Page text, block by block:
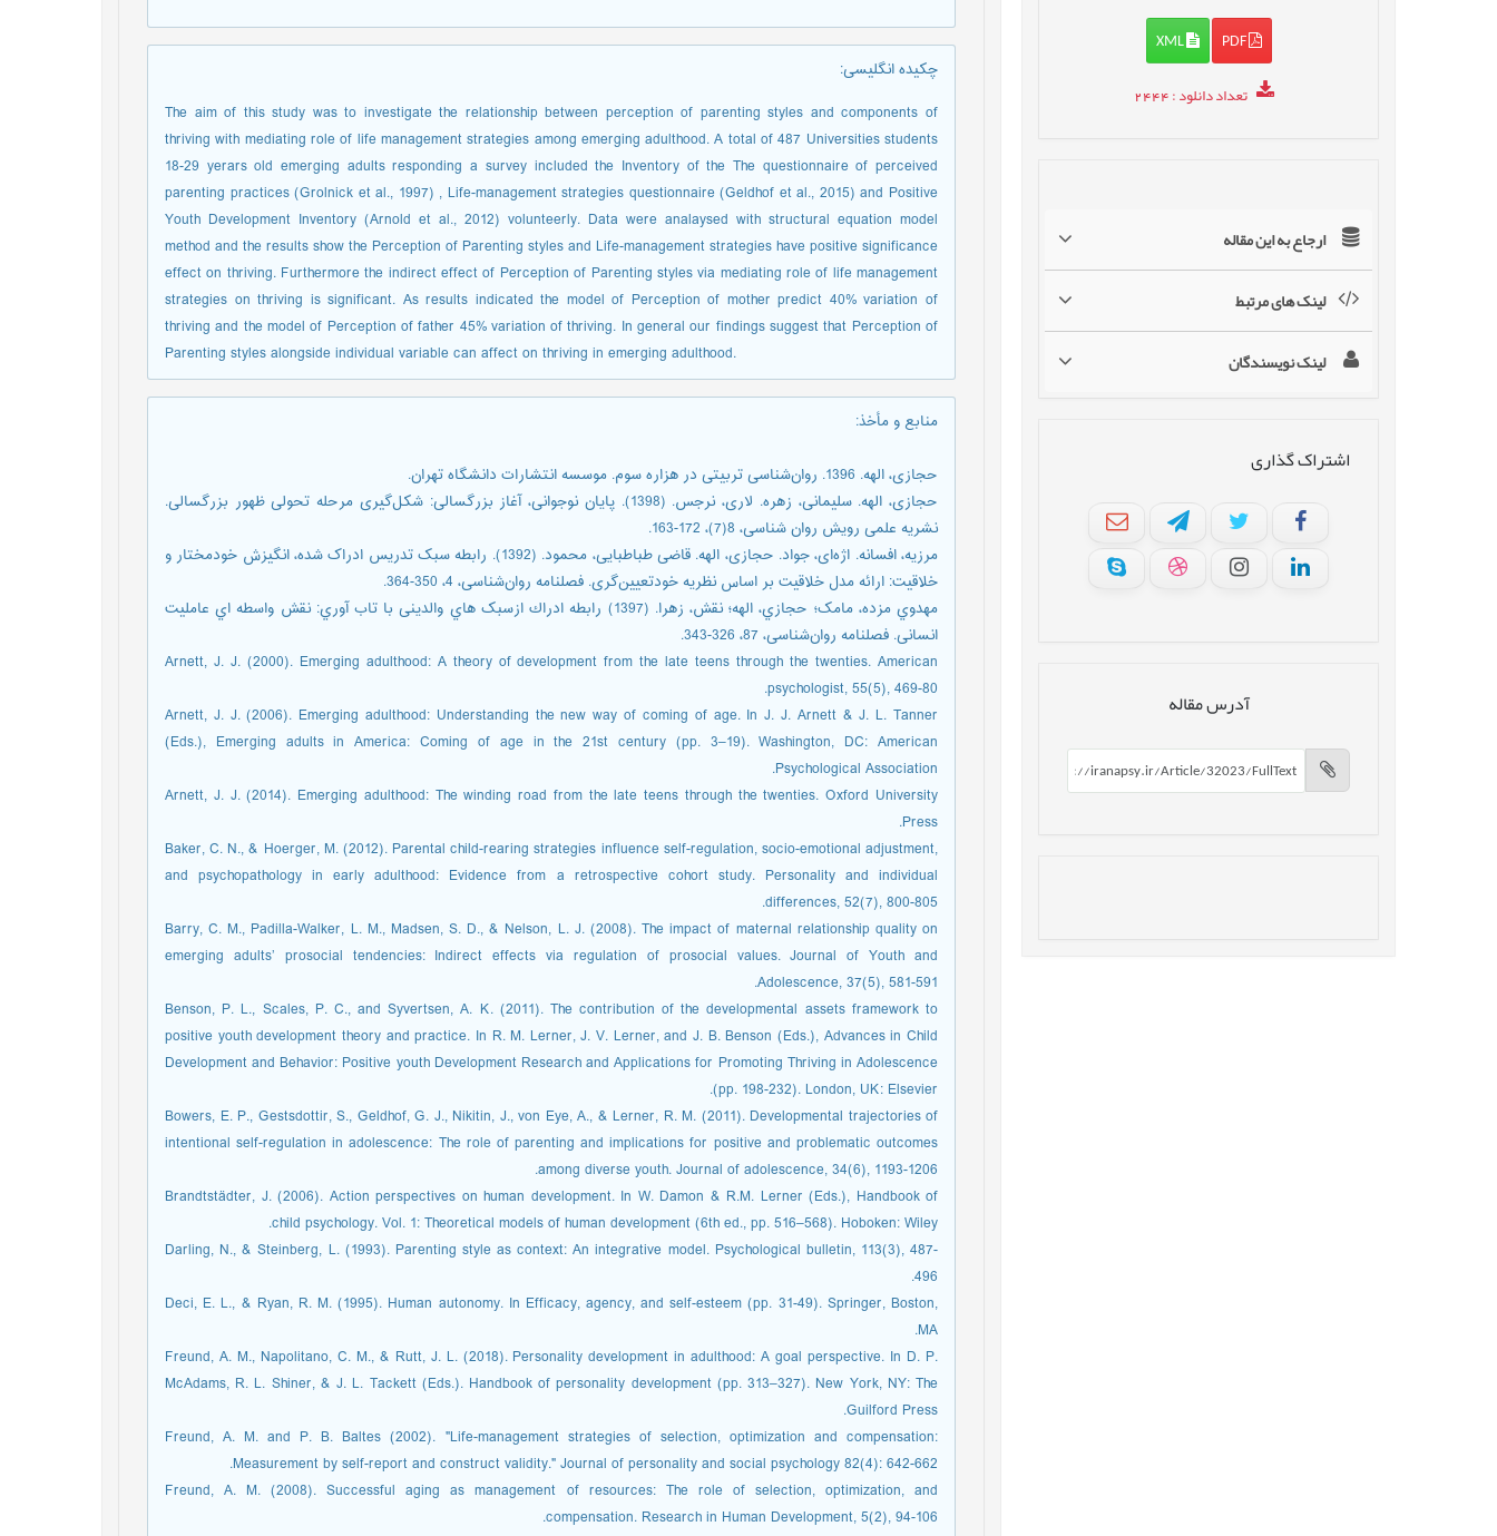
PDF
XML
تعداد دانلود: 2444
ارجاع به این مقاله
لینک های مرتبط
لینک نویسندگان
اشتراک گذاری
آدرس مقاله
چکیده انگلیسی:
The aim of this study was to investigate the relationship between perception of parenting styles and components of
thriving with mediating role of life management strategies among emerging adulthood. A total of 487 Universities students
18-29 yerars old emerging adults responding a survey included the Inventory of the The questionnaire of perceived
parenting practices (Grolnick et al., 1997) , Life-management strategies questionnaire (Geldhof et al., 2015) and Positive
Youth Development Inventory (Arnold et al., 2012) volunteerly. Data were analaysed with structural equation model
method and the results show the Perception of Parenting styles and Life-management strategies have positive significance
effect on thriving. Furthermore the indirect effect of Perception of Parenting styles via mediating role of life management
strategies on thriving is significant. As results indicated the model of Perception of mother predict 40% variation of
thriving and the model of Perception of father 45% variation of thriving. In general our findings suggest that Perception of
Parenting styles alongside individual variable can affect on thriving in emerging adulthood.
منابع و مأخذ:
حجازی، الهه. 1396. روان‌شناسی تربیتی در هزاره سوم. موسسه انتشارات دانشگاه تهران.
حجازی، الهه. سلیمانی، زهره. لاری، نرجس. (1398). پایان نوجوانی، آغاز بزرگسالی: شکل‌گیری مرحله تحولی ظهور بزرگسالی.
نشریه علمی رویش روان شناسی، 8(7)، 172-163.‎
مرزیه، افسانه. اژه‌ای، جواد. حجازی، الهه. قاضی طباطبایی، محمود. (1392). رابطه سبک تدریس ادراک شده، انگیزش خودمختار و
خلاقیت: ارائه مدل خلاقیت بر اساس نظریه خودتعیین‌گری. فصلنامه روان‌شناسی، 4، 350-364.
مهدوي مزده، مامک؛ حجازي، الهه؛ نقش، زهرا. (1397) رابطه ادراك ازسبک هاي والدینی با تاب آوري: نقش واسطه اي عاملیت
انسانی. فصلنامه روان‌شناسی، 87، 326-343.
Arnett, J. J. (2000). Emerging adulthood: A theory of development from the late teens through the twenties. American
psychologist, 55(5), 469-80.
Arnett, J. J. (2006). Emerging adulthood: Understanding the new way of coming of age. In J. J. Arnett & J. L. Tanner
(Eds.), Emerging adults in America: Coming of age in the 21st century (pp. 3–19). Washington, DC: American
Psychological Association.
Arnett, J. J. (2014). Emerging adulthood: The winding road from the late teens through the twenties. Oxford University
Press.
Baker, C. N., & Hoerger, M. (2012). Parental child-rearing strategies influence self-regulation, socio-emotional adjustment,
and psychopathology in early adulthood: Evidence from a retrospective cohort study. Personality and individual
differences, 52(7), 800-805.
Barry, C. M., Padilla-Walker, L. M., Madsen, S. D., & Nelson, L. J. (2008). The impact of maternal relationship quality on
emerging adults’ prosocial tendencies: Indirect effects via regulation of prosocial values. Journal of Youth and
Adolescence, 37(5), 581-591.
Benson, P. L., Scales, P. C., and Syvertsen, A. K. (2011). The contribution of the developmental assets framework to
positive youth development theory and practice. In R. M. Lerner, J. V. Lerner, and J. B. Benson (Eds.), Advances in Child
Development and Behavior: Positive youth Development Research and Applications for Promoting Thriving in Adolescence
(pp. 198-232). London, UK: Elsevier.
Bowers, E. P., Gestsdottir, S., Geldhof, G. J., Nikitin, J., von Eye, A., & Lerner, R. M. (2011). Developmental trajectories of
intentional self-regulation in adolescence: The role of parenting and implications for positive and problematic outcomes
among diverse youth. Journal of adolescence, 34(6), 1193-1206.
Brandtstädter, J. (2006). Action perspectives on human development. In W. Damon & R.M. Lerner (Eds.), Handbook of
child psychology. Vol. 1: Theoretical models of human development (6th ed., pp. 516–568). Hoboken: Wiley.
Darling, N., & Steinberg, L. (1993). Parenting style as context: An integrative model. Psychological bulletin, 113(3), 487-
496.
Deci, E. L., & Ryan, R. M. (1995). Human autonomy. In Efficacy, agency, and self-esteem (pp. 31-49). Springer, Boston,
MA.
Freund, A. M., Napolitano, C. M., & Rutt, J. L. (2018). Personality development in adulthood: A goal perspective. In D. P.
McAdams, R. L. Shiner, & J. L. Tackett (Eds.). Handbook of personality development (pp. 313–327). New York, NY: The
Guilford Press.
Freund, A. M. and P. B. Baltes (2002). "Life-management strategies of selection, optimization and compensation:
Measurement by self-report and construct validity." Journal of personality and social psychology 82(4): 642-662.
Freund, A. M. (2008). Successful aging as management of resources: The role of selection, optimization, and
compensation. Research in Human Development, 5(2), 94-106.